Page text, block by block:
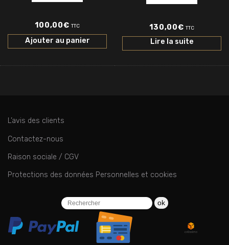
100,00€ TTC
Ajouter au panier
130,00€ TTC
Lire la suite
L’avis des clients
Contactez-nous
Raison sociale / CGV
Protections des données Personnelles et cookies
ok